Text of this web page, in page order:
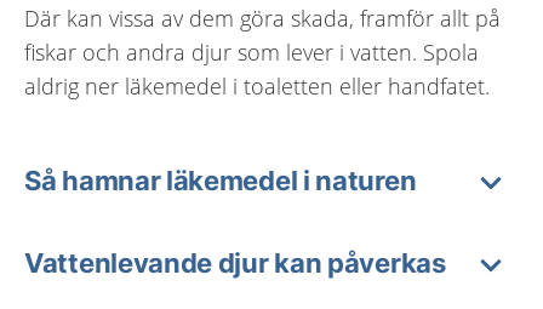
Där kan vissa av dem göra skada, framför allt på
fiskar och andra djur som lever i vatten. Spola
aldrig ner läkemedel i toaletten eller handfatet.
Så hamnar läkemedel i naturen
Vattenlevande djur kan påverkas